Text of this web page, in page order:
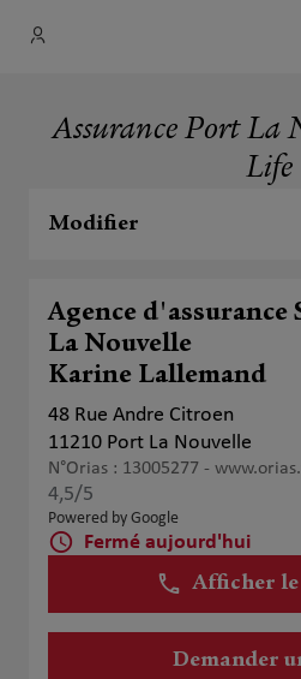
Assurance Port La
Life
Modifier
Agence d'assurance
La Nouvelle
Karine Lallemand
48 Rue Andre Citroen
11210 Port La Nouvelle
N°Orias : 13005277 -
4,5/5
Powered by Google
Fermé aujourd'hui
Afficher le
Demander